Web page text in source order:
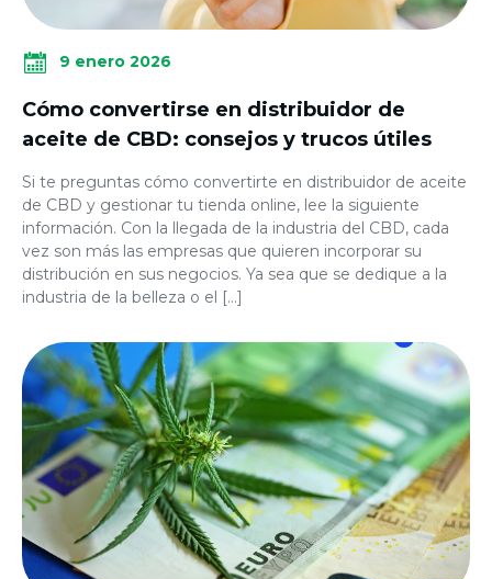
9 enero 2026
Cómo convertirse en distribuidor de
aceite de CBD: consejos y trucos útiles
Si te preguntas cómo convertirte en distribuidor de aceite
de CBD y gestionar tu tienda online, lee la siguiente
información. Con la llegada de la industria del CBD, cada
vez son más las empresas que quieren incorporar su
distribución en sus negocios. Ya sea que se dedique a la
industria de la belleza o el […]